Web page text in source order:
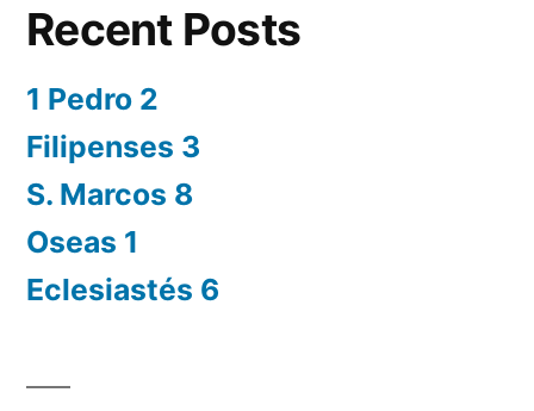
Recent Posts
1 Pedro 2
Filipenses 3
S. Marcos 8
Oseas 1
Eclesiastés 6